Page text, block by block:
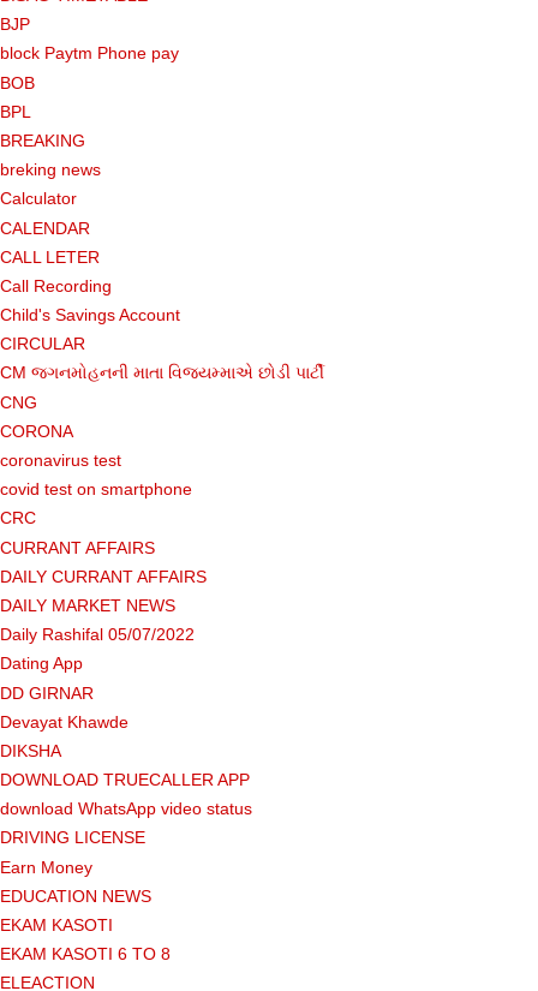
BJP
block Paytm Phone pay
BOB
BPL
BREAKING
breking news
Calculator
CALENDAR
CALL LETER
Call Recording
Child's Savings Account
CIRCULAR
CM જગનમોહનની માતા વિજયમ્માએ છોડી પાર્ટી
CNG
CORONA
coronavirus test
covid test on smartphone
CRC
CURRANT AFFAIRS
DAILY CURRANT AFFAIRS
DAILY MARKET NEWS
Daily Rashifal 05/07/2022
Dating App
DD GIRNAR
Devayat Khawde
DIKSHA
DOWNLOAD TRUECALLER APP
download WhatsApp video status
DRIVING LICENSE
Earn Money
EDUCATION NEWS
EKAM KASOTI
EKAM KASOTI 6 TO 8
ELEACTION